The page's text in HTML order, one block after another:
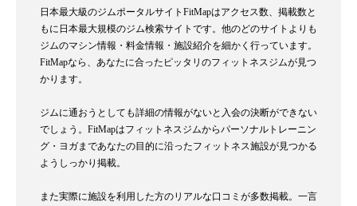
日本最大級のジムポータルサイトFitMapはアクセス数、掲載数と
もに日本最大規模のジム検索サイトです。他のどのサイトよりも
ジムのマシン情報・料金情報・施設紹介を細かく行っています。
FitMapなら、あなたに合ったピッタリのフィットネスジムが見つ
かります。
ジムに通おうとしても詳細の情報がないと入会の決断ができない
でしょう。FitMapはフィットネスジムからパーソナルトレーニン
グ・ヨガまであなたの目的に沿ったフィットネス施設が見つかる
ようしっかり掲載。
また実際に施設を利用した方のリアルな口コミが多数掲載。一言